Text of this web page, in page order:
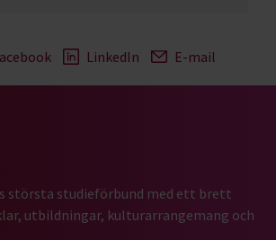
LinkedIn E-mail
startsida
största studieförbund med ett brett
utbildningar, kulturarrangemang och